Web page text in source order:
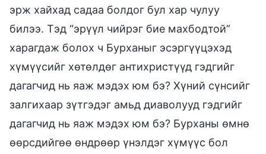
эрж хайхад садаа болдог бул хар чулуу
билээ. Тэд “эрүүл чийрэг бие махбодтой”
харагдаж болох ч Бурханыг эсэргүүцэхэд
хүмүүсийг хөтөлдөг антихристүүд гэдгийг
дагагчид нь яаж мэдэх юм бэ? Хүний сүнсийг
залгихаар зүтгэдэг амьд диаволууд гэдгийг
дагагчид нь яаж мэдэх юм бэ? Бурханы өмнө
өөрсдийгөө өндрөөр үнэлдэг хүмүүс бол